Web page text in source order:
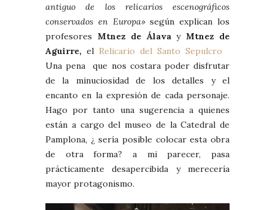
antiguo de los relicarios escenográficos
conservados en Europa»según explican los
profesores Mtnez de Álavay Mtnez de
Aguirre, el Relicario del Santo Sepulcro
Una pena que nos costara poder disfrutar
de la minuciosidad de los detalles y el
encanto en la expresión de cada personaje.
Hago por tanto una sugerencia a quienes
están a cargo del museo de la Catedral de
Pamplona, ¿ sería posible colocar esta obra
de otra forma? a mi parecer, pasa
prácticamente desapercibida y merecería
mayor protagonismo.